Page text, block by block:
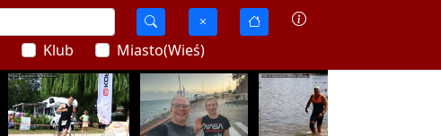
Klub Miasto(Wieś)